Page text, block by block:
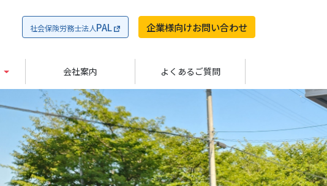
社会保険労務士法人PAL 企業様向けお問い合わせ
会社案内 よくあるご質問